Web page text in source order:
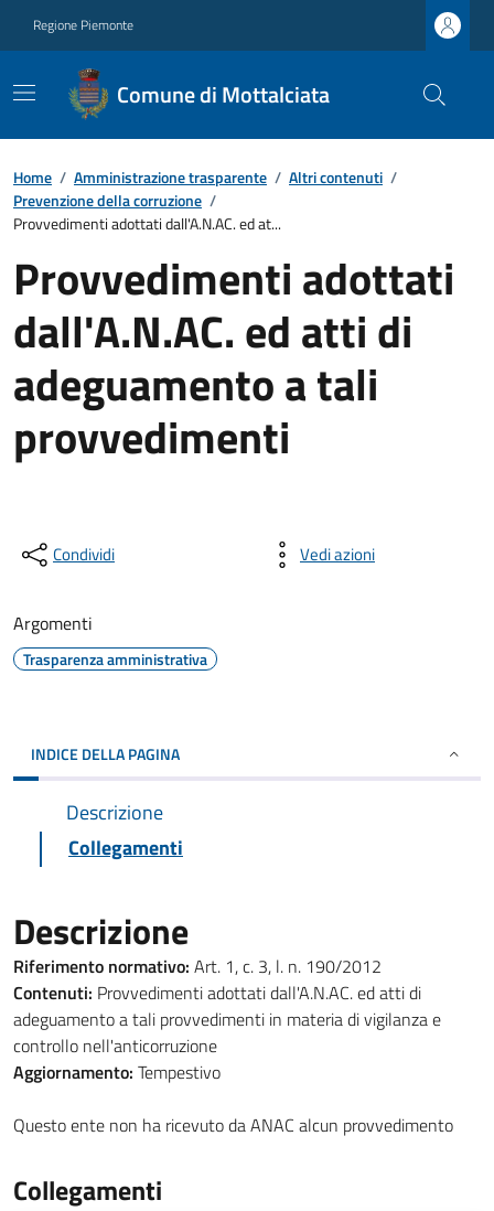
Regione Piemonte
Comune di Mottalciata
Home / Amministrazione trasparente / Altri contenuti /
Prevenzione della corruzione /
Provvedimenti adottati dall'A.N.AC. ed at...
Provvedimenti adottati
dall'A.N.AC. ed atti di
adeguamento a tali
provvedimenti
Condividi Vedi azioni
Argomenti
Trasparenza amministrativa
INDICE DELLA PAGINA
Descrizione
Collegamenti
Descrizione
Riferimento normativo: Art. 1, c. 3, l. n. 190/2012
Contenuti: Provvedimenti adottati dall'A.N.AC. ed atti di
adeguamento a tali provvedimenti in materia di vigilanza e
controllo nell'anticorruzione
Aggiornamento: Tempestivo
Questo ente non ha ricevuto da ANAC alcun provvedimento
Collegamenti